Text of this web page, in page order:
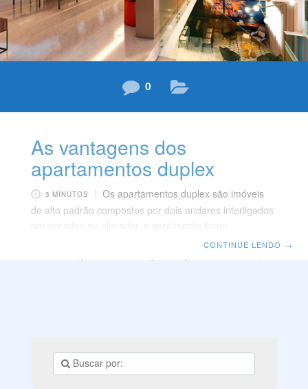
0
As vantagens dos
apartamentos duplex
3 MINUTOS
Os apartamentos duplex são imóveis
de alto padrão compostos por dois andares interligados
por escadas ou elevador, e geralmente ficam
localizados na cobertura. O apartamento dos sonhos
CONTINUE LENDO →